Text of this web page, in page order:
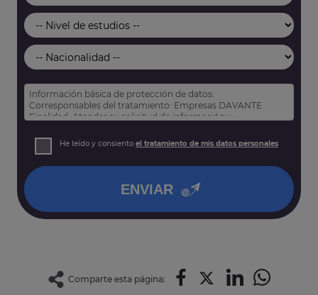
Información básica de protección de datos:
Corresponsables del tratamiento: Empresas DAVANTE
Finalidad: Atender su solicitud de información y
Derechos: Puede acceder, rectificar y suprimir sus datos,
así como otros derechos tal y como se explica en nuestra
He leído y consiento el tratamiento de mis datos personales
ENVIAR
Comparte esta página: